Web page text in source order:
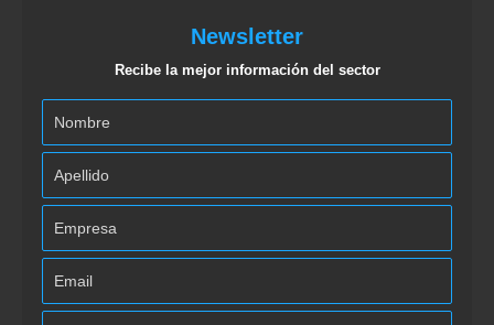
Newsletter
Recibe la mejor información del sector